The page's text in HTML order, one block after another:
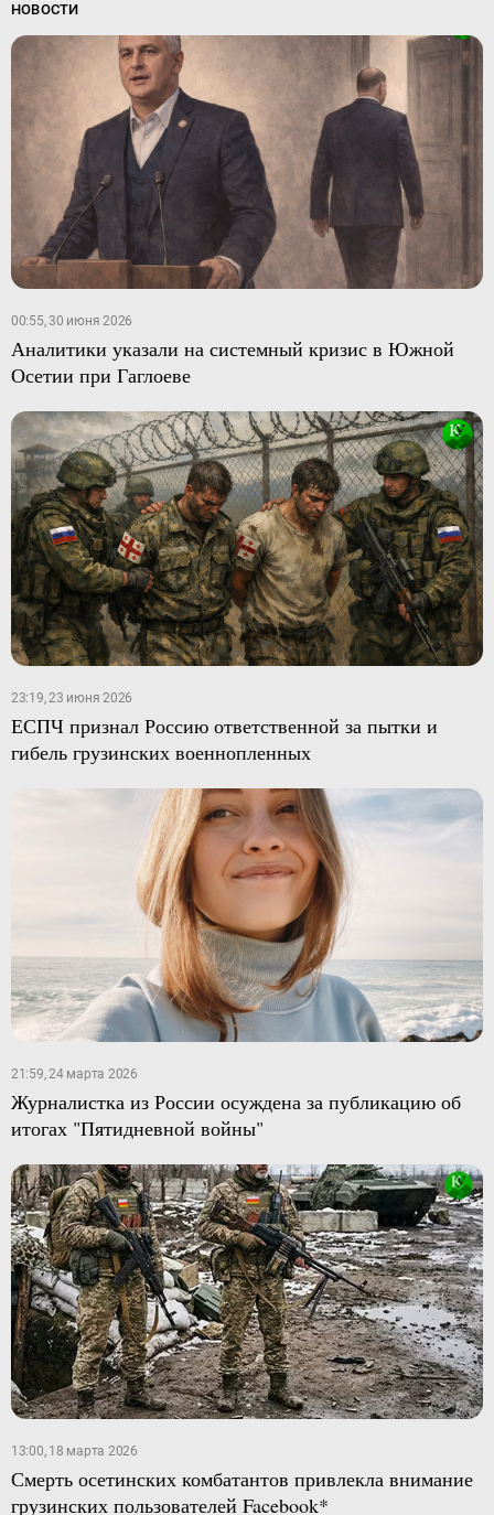
НОВОСТИ
00:55, 30 июня 2026
Аналитики указали на системный кризис в Южной
Осетии при Гаглоеве
23:19, 23 июня 2026
ЕСПЧ признал Россию ответственной за пытки и
гибель грузинских военнопленных
21:59, 24 марта 2026
Журналистка из России осуждена за публикацию об
итогах "Пятидневной войны"
13:00, 18 марта 2026
Смерть осетинских комбатантов привлекла внимание
грузинских пользователей Facebook*